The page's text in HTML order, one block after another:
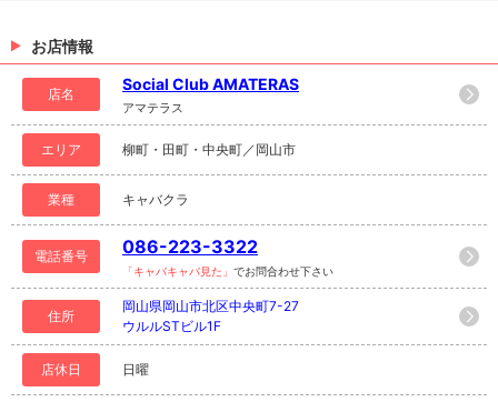
お店情報
店名
Social Club AMATERAS
アマテラス
エリア 柳町・田町・中央町／岡山市
業種 キャバクラ
電話番号 086-223-3322
「キャバキャバ見た」 でお問合わせ下さい
住所
岡山県岡山市北区中央町7-27
ウルルSTビル1F
店休日 日曜